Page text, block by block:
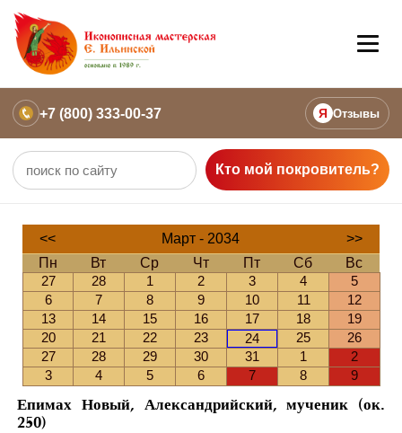
+7 (800) 333-00-37 Я Отзывы
Кто мой покровитель?
<< Март - 2034
>>
Пн
Вт Ср Чт Пт Сб
Вс
27
28 1 2 3 4
5
6
7 8 9 10 11
12
13
14 15 16 17 18
19
20
21 22 23 24 25
26
27
28 29 30 31 1
2
3
4 5 6 7 8 9
Епимах Новый, Александрийский, мученик (ок.
250)